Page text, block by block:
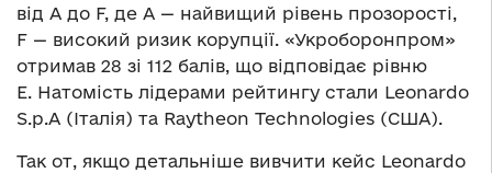
від А до F, де A — найвищий рівень прозорості,
F — високий ризик корупції. «Укроборонпром»
отримав 28 зі 112 балів, що відповідає рівню
E. Натомість лідерами рейтингу стали Leonardo
S.p.A (Італія) та Raytheon Technologies (США).
Так от, якщо детальніше вивчити кейс Leonardo